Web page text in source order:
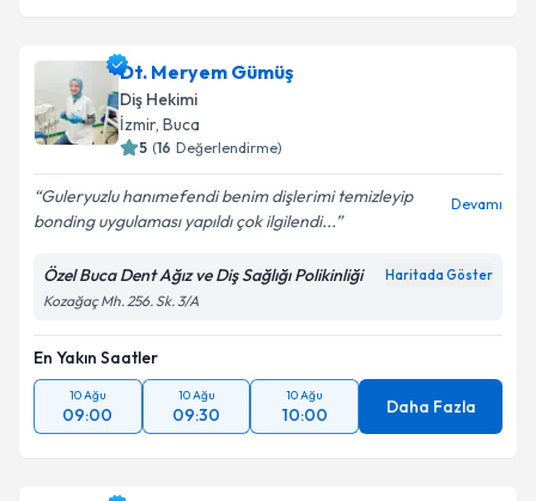
Dt. Meryem Gümüş
Diş Hekimi
İzmir, Buca
5 (16 Değerlendirme)
Guleryuzlu hanımefendi benim dişlerimi temizleyip
bonding uygulaması yapıldı çok ilgilendi...
Devamı
Özel Buca Dent Ağız ve Diş Sağlığı Polikinliği Haritada Göster
Kozağaç Mh. 256. Sk. 3/A
En Yakın Saatler
10 Ağu
09:00
10 Ağu
09:30
10 Ağu
10:00 Daha Fazla